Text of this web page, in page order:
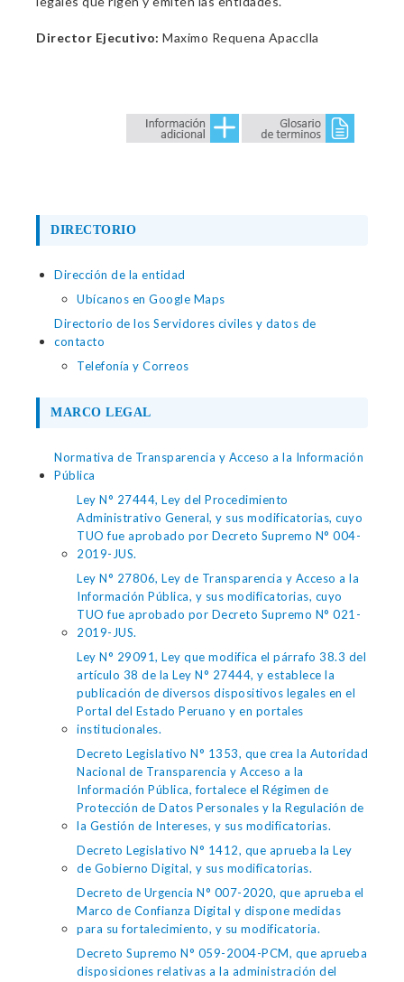
Director Ejecutivo: Maximo Requena Apacclla
DIRECTORIO
Dirección de la entidad
Ubícanos en Google Maps
Directorio de los Servidores civiles y datos de
contacto
Telefonía y Correos
MARCO LEGAL
Normativa de Transparencia y Acceso a la Información
Pública
Ley N° 27444, Ley del Procedimiento
Administrativo General, y sus modificatorias, cuyo
TUO fue aprobado por Decreto Supremo N° 004-
2019-JUS.
Ley N° 27806, Ley de Transparencia y Acceso a la
Información Pública, y sus modificatorias, cuyo
TUO fue aprobado por Decreto Supremo N° 021-
2019-JUS.
Ley N° 29091, Ley que modifica el párrafo 38.3 del
artículo 38 de la Ley N° 27444, y establece la
publicación de diversos dispositivos legales en el
Portal del Estado Peruano y en portales
institucionales.
Decreto Legislativo N° 1353, que crea la Autoridad
Nacional de Transparencia y Acceso a la
Información Pública, fortalece el Régimen de
Protección de Datos Personales y la Regulación de
la Gestión de Intereses, y sus modificatorias.
Decreto Legislativo N° 1412, que aprueba la Ley
de Gobierno Digital, y sus modificatorias.
Decreto de Urgencia N° 007-2020, que aprueba el
Marco de Confianza Digital y dispone medidas
para su fortalecimiento, y su modificatoria.
Decreto Supremo N° 059-2004-PCM, que aprueba
disposiciones relativas a la administración del